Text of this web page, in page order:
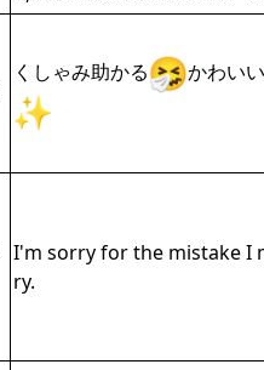
くしゃみ助かる かわい
I'm sorry for the mistake I
ry.